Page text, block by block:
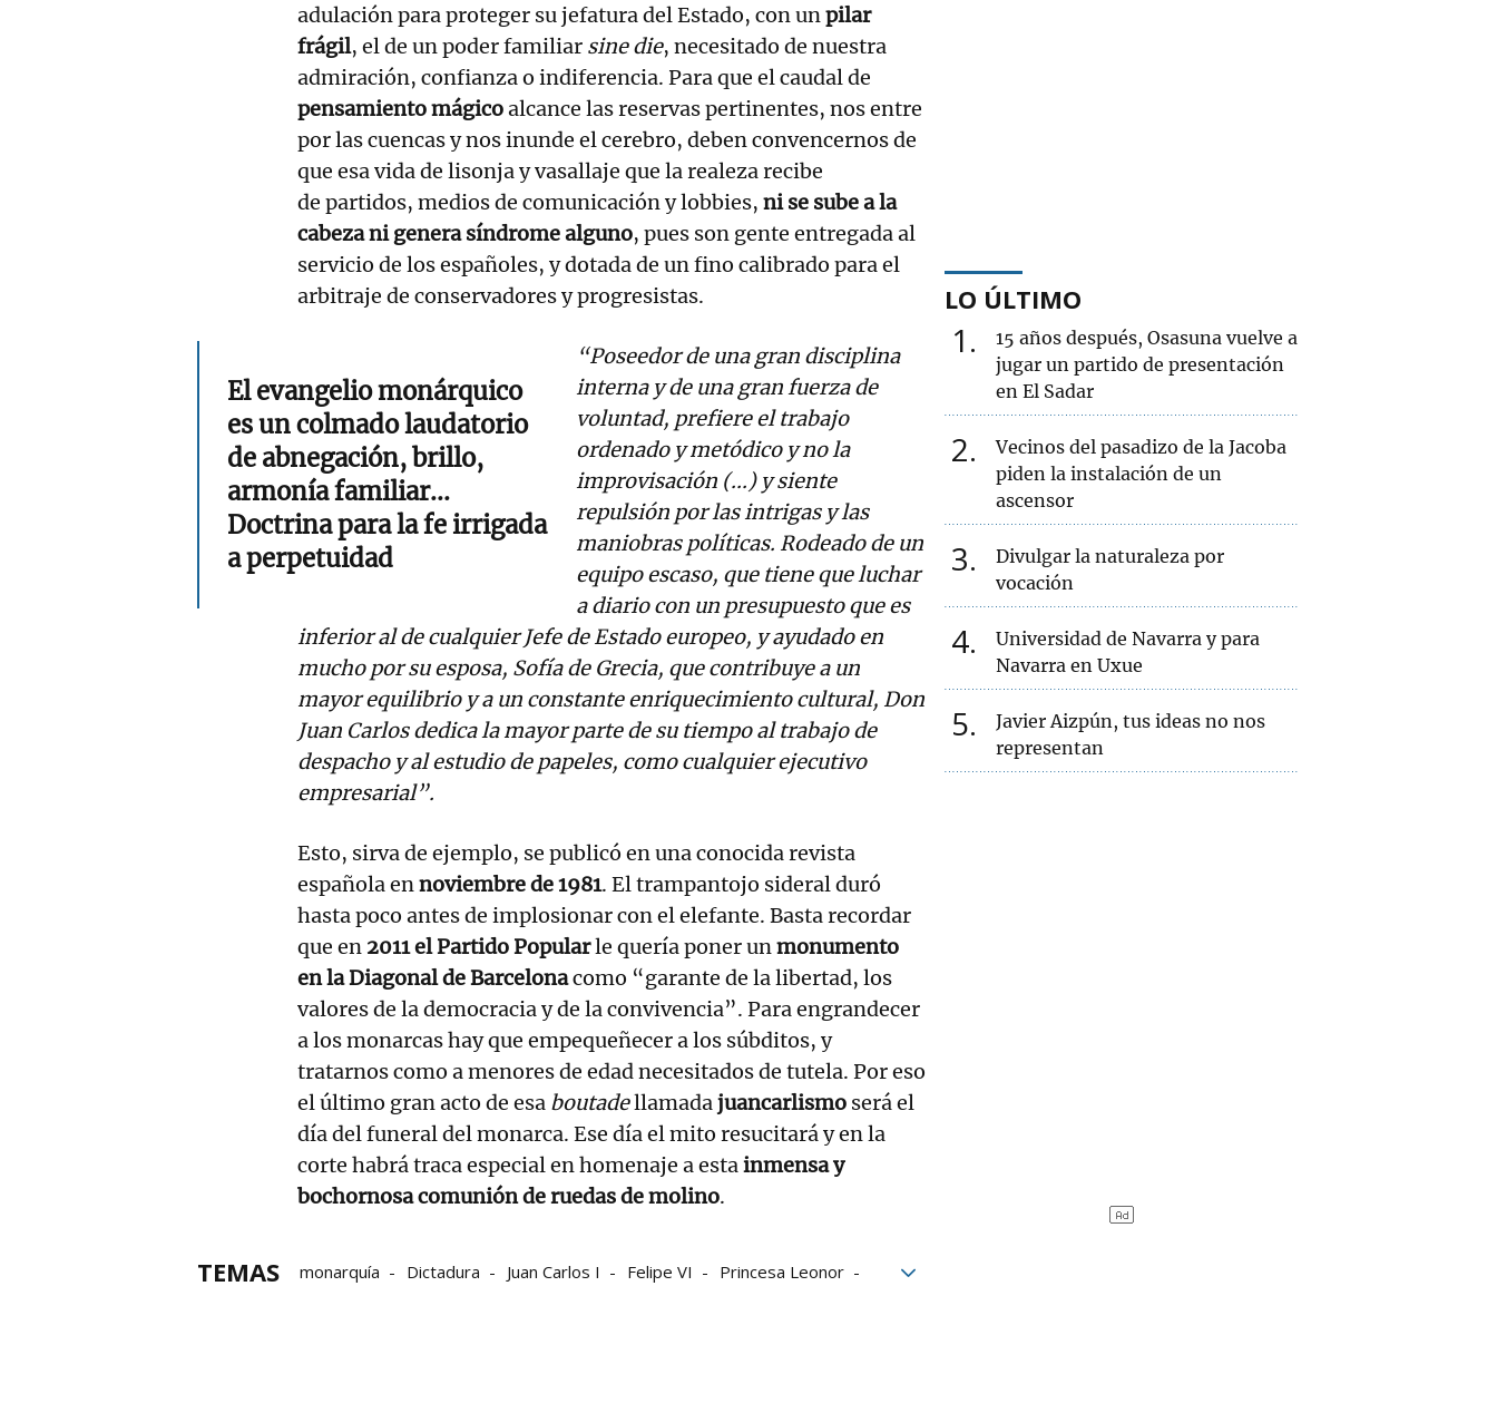
adulación para proteger su jefatura del Estado, con unpilar
frágil, el de un poder familiar sine die, necesitado de nuestra
admiración, confianza o indiferencia. Para que el caudal de
pensamiento mágicoalcance las reservas pertinentes, nos entre
por las cuencas y nos inunde el cerebro, deben convencernos de
que esa vida de lisonja y vasallaje que la realeza recibe
de partidos, medios de comunicación y lobbies, ni se sube a la
cabeza ni genera síndrome alguno, pues son gente entregada al
servicio de los españoles, y dotada de un fino calibrado para el
arbitraje de conservadores y progresistas.
El evangelio monárquico
es un colmado laudatorio
de abnegación, brillo,
armonía familiar...
Doctrina para la fe irrigada
a perpetuidad
“Poseedor de una gran disciplina
interna y de una gran fuerza de
voluntad, prefiere el trabajo
ordenado y metódico y no la
improvisación (...) y siente
repulsión por las intrigas y las
maniobras políticas. Rodeado de un
equipo escaso, que tiene que luchar
a diario con un presupuesto que es
inferior al de cualquier Jefe de Estado europeo, y ayudado en
mucho por su esposa, Sofía de Grecia, que contribuye a un
mayor equilibrio y a un constante enriquecimiento cultural, Don
Juan Carlos dedica la mayor parte de su tiempo al trabajo de
despacho y al estudio de papeles, como cualquier ejecutivo
empresarial”.
Esto, sirva de ejemplo, se publicó en una conocida revista
española ennoviembre de 1981. El trampantojo sideral duró
hasta poco antes de implosionar con el elefante. Basta recordar
que en 2011 el Partido Popularle quería poner unmonumento
en la Diagonal de Barcelonacomo “garante de la libertad, los
valores de la democracia y de la convivencia”. Para engrandecer
a los monarcas hay que empequeñecer a los súbditos, y
tratarnos como a menores de edad necesitados de tutela. Por eso
el último gran acto de esa boutadellamadajuancarlismo será el
día del funeral del monarca. Ese día el mito resucitará y en la
corte habrá traca especial en homenaje a estainmensa y
bochornosa comunión de ruedas de molino.
TEMAS monarquía Dictadura Juan Carlos I Felipe VI
Princesa Leonor
LO ÚLTIMO
1
15 años después, Osasuna vuelve a
jugar un partido de presentación
en El Sadar
2
Vecinos del pasadizo de la Jacoba
piden la instalación de un
ascensor
3
Divulgar la naturaleza por
vocación
4
Universidad de Navarra y para
Navarra en Uxue
5
Javier Aizpún, tus ideas no nos
representan